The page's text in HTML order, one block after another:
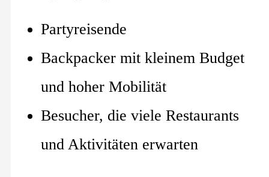
Partyreisende
Backpacker mit kleinem Budget
und hoher Mobilität
Besucher, die viele Restaurants
und Aktivitäten erwarten